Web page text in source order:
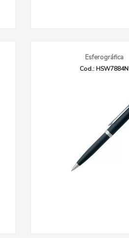
Esferográfica
Cod.: HSW7884N